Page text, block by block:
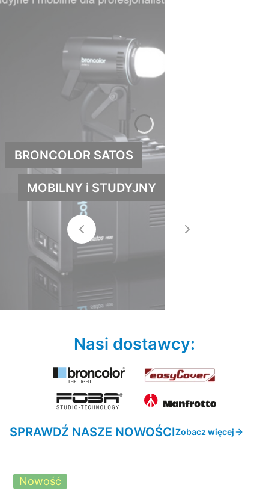
BRONCOLOR SATOS
MOBILNY i STUDYJNY
Nasi dostawcy:
SPRAWDŹ NASZE NOWOŚCIZobacz więcej
Nowość